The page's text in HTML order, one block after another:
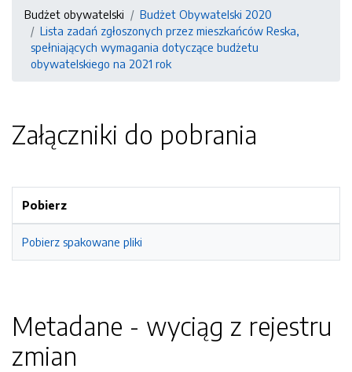
Budżet obywatelski
Budżet Obywatelski 2020
Lista zadań zgłoszonych przez mieszkańców Reska,
spełniających wymagania dotyczące budżetu
obywatelskiego na 2021 rok
Załączniki do pobrania
Pobierz
Pobierz spakowane pliki
Metadane - wyciąg z rejestru
zmian